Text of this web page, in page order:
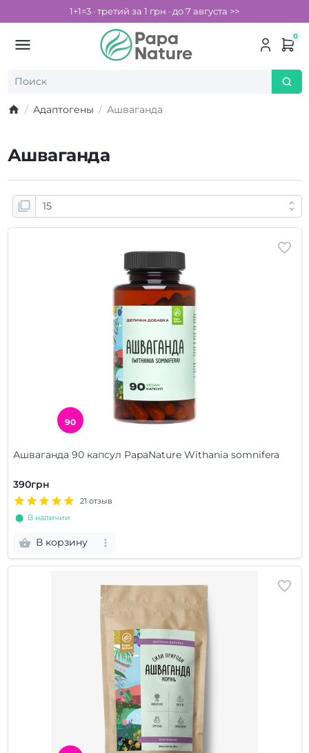
1+1=3 · третий за 1 грн · до 7 августа >>
0
Адаптогены Ашваганда
Ашваганда
90
Ашваганда 90 капсул PapaNature Withania somnifera
390грн
21 отзыв
⬤ В наличии
В корзину